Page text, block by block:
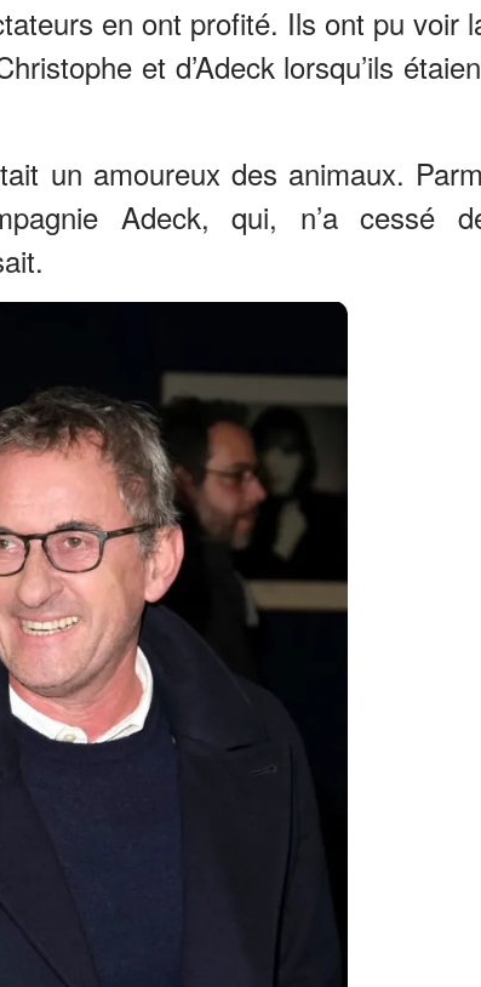
en ont profité. Ils ont pu voir
et d’Adeck lorsqu’ils
un amoureux des animaux.
Adeck, qui, n’a cessé